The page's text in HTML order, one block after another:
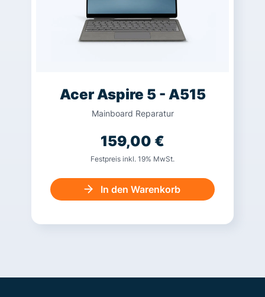
Acer Aspire 5 - A515
Mainboard Reparatur
159,00 €
Festpreis inkl. 19% MwSt.
In den Warenkorb